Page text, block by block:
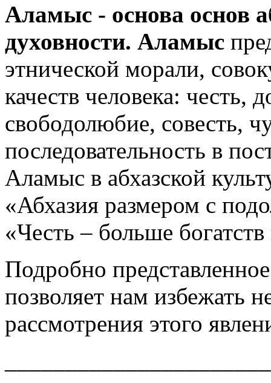
Аламыс - основа основ
духовности. Аламыс
этнической морали,
качеств человека: честь,
свободолюбие, совесть,
последовательность в
Аламыс в абхазской
«Абхазия размером с
«Честь – больше богатств
Подробно
позволяет нам избежать
рассмотрения этого